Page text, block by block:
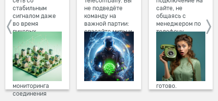
стабильным
сигналом даже
во время
пиковых
нагрузок в
вечернее время.
Мы постоянно
обновляем наше
оборудование в
домах, а система
мониторинга
соединения
не подведёте
команду на
важной партии:
спасайте миры и
побеждайте с
друзьями в
онлайн-играх.
сайте, не
общаясь с
менеджером по
телефону.
Просто в три
клика заполните
форму заявки на
сайте, выберите
дату и время
подключения,
готово.